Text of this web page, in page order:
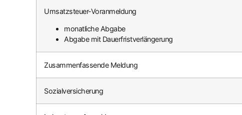
Umsatzsteuer-Voranmeldung
monatliche Abgabe
Abgabe mit Dauerfristverlängerung
Zusammenfassende Meldung
Sozialversicherung